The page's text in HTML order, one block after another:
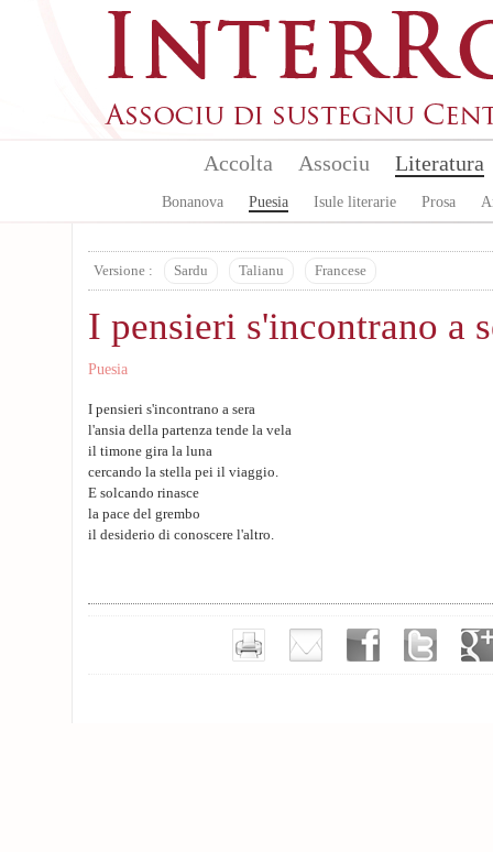
Accolta Associu Literatura
Bonanova Puesia Isule literarie Prosa
Versione : Sardu Talianu Francese
I pensieri s'incontrano a
Puesia
I pensieri s'incontrano a sera
l'ansia della partenza tende la vela
il timone gira la luna
cercando la stella pei il viaggio.
E solcando rinasce
la pace del grembo
il desiderio di conoscere l'altro.